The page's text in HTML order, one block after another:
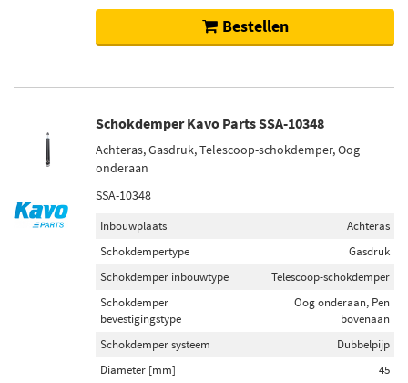
Bestellen
Schokdemper Kavo Parts SSA-10348
Achteras, Gasdruk, Telescoop-schokdemper, Oog
onderaan
SSA-10348
Inbouwplaats
Achteras
Schokdempertype
Gasdruk
Schokdemper inbouwtype
Telescoop-schokdemper
Schokdemper
bevestigingstype
Oog onderaan, Pen
bovenaan
Schokdemper systeem
Dubbelpijp
Diameter [mm]
45